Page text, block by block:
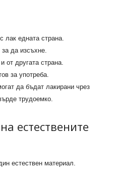
лак едната страна.
за да изсъхне.
от другата страна.
за употреба.
да бъдат лакирани чрез
трудоемко.
естествените
естествен материал.